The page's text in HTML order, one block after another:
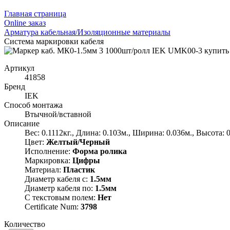
Главная страница
Оnline заказ
Арматура кабельная/Изоляционные материалы
Система маркировки кабеля
Артикул
41858
Бренд
IEK
Способ монтажа
Втычной/вставной
Описание
Вес: 0.1112кг., Длина: 0.103м., Ширина: 0.036м., Высота:
Цвет: Желтый/Черный
Исполнение: Форма ролика
Маркировка: Цифры
Материал: Пластик
Диаметр кабеля с: 1.5мм
Диаметр кабеля по: 1.5мм
С текстовым полем: Нет
Certificate Num: 3798
Количество